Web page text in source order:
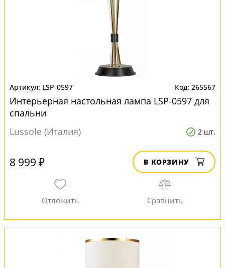
LSP-0597 265567
Интерьерная настольная лампа LSP-0597 для
спальни
Lussole (Италия)
2 шт.
8 999 ₽ В КОРЗИНУ